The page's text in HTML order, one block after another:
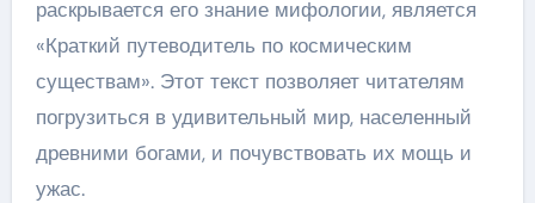
раскрывается его знание мифологии, является
«Краткий путеводитель по космическим
существам». Этот текст позволяет читателям
погрузиться в удивительный мир, населенный
древними богами, и почувствовать их мощь и
ужас.